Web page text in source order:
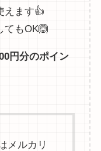
えます👍
てもOK🙆
円分のポイン
メルカリ